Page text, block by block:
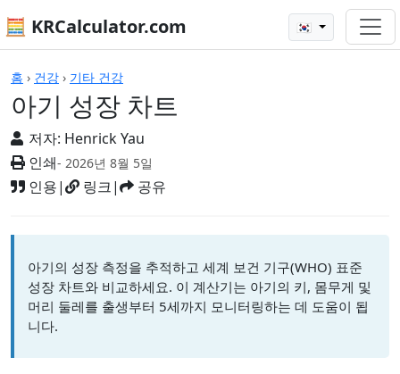
🧮 KRCalculator.com 🇰🇷
홈 › 건강 › 기타 건강
아기 성장 차트
저자: Henrick Yau
인쇄- 2026년 8월 5일
인용| 링크| 공유
계산기
아기의 성장 측정을 추적하고 세계 보건 기구(WHO) 표준
성장 차트와 비교하세요. 이 계산기는 아기의 키, 몸무게 및
머리 둘레를 출생부터 5세까지 모니터링하는 데 도움이 됩
니다.